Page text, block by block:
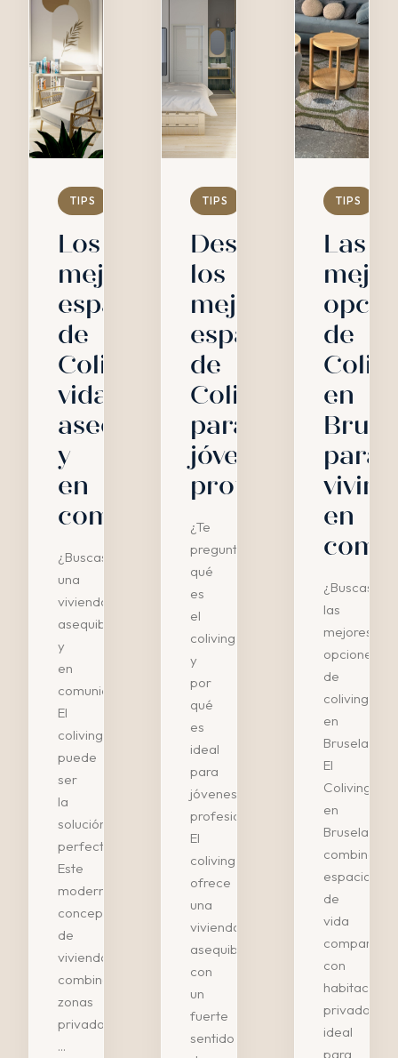
TIPS
Los
mejores
espacios
de
Coliving:
vida
asequible
y
en
comunidad
¿Buscas
una
vivienda
asequible
y
en
comunidad?
El
coliving
puede
ser
la
solución
perfecta.
Este
moderno
concepto
de
vivienda
combina
zonas
privadas
...
TIPS
Descubre
los
mejores
espacios
de
Coliving
para
jóvenes
profesionales
¿Te
preguntas
qué
es
el
coliving
y
por
qué
es
ideal
para
jóvenes
profesionales?
El
coliving
ofrece
una
vivienda
asequible
con
un
fuerte
sentido
TIPS
Las
de
en
para
vivir
en
¿Buscas
las
mejores
opciones
de
coliving
en
Bruselas?
El
Coliving
en
Bruselas
combina
espacios
de
vida
con
privadas,
ideal
para